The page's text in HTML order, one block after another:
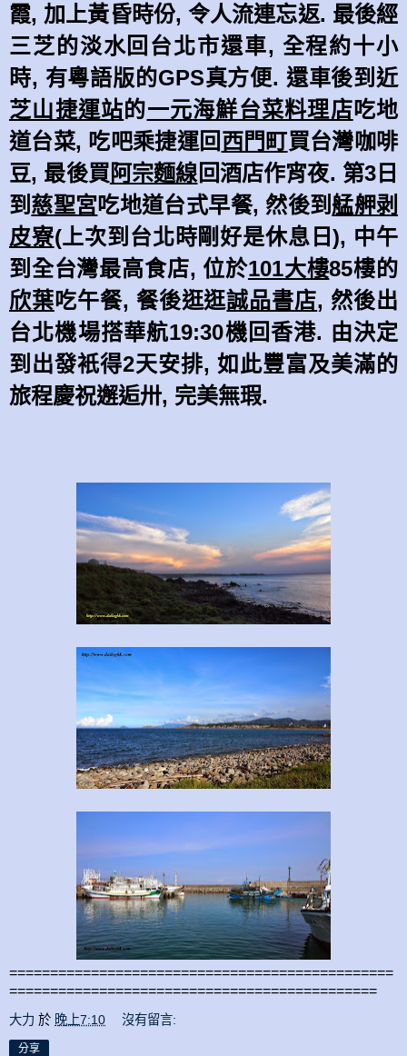
霞, 加上黃昏時份,令人流連忘返. 最後經
三芝的淡水回台北市還車, 全程約十小
時, 有粵語版的GPS真方便. 還車後到近
芝山捷運站的一元海鮮台菜料理店吃地
道台菜, 吃吧乘捷運回西門町買台灣咖啡
豆, 最後買阿宗麵線回酒店作宵夜. 第3日
到 慈聖宮吃地道台式早餐, 然後到艋舺剥
皮寮(上次到台北時剛好是休息日), 中午
到全台灣最高食店, 位於101大樓85樓的
欣葉吃午餐, 餐後逛逛誠品書店, 然後出
台北機場搭華航19:30機回香港. 由決定
到出發衹得2天安排, 如此豐富及美滿的
旅程慶祝邂逅卅, 完美無瑕.
===============================================
=============================================
大力 於 晚上7:10 沒有留言:
分享